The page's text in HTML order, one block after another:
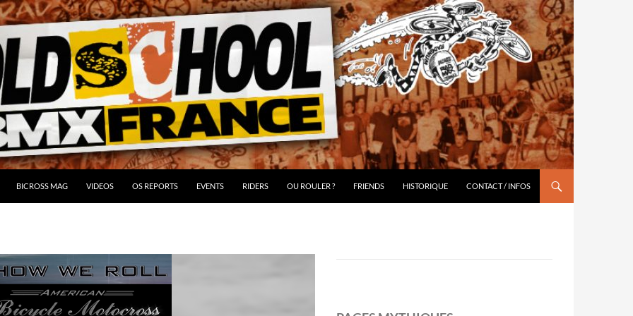
BICROSS MAG VIDEOS OS REPORTS EVENTS RIDERS OU ROULER ? FRIENDS HISTORIQUE CONTACT / INFOS